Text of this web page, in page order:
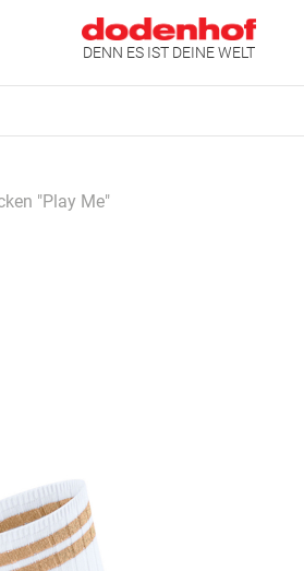
DENN ES IST DEINE WELT
"Play Me"